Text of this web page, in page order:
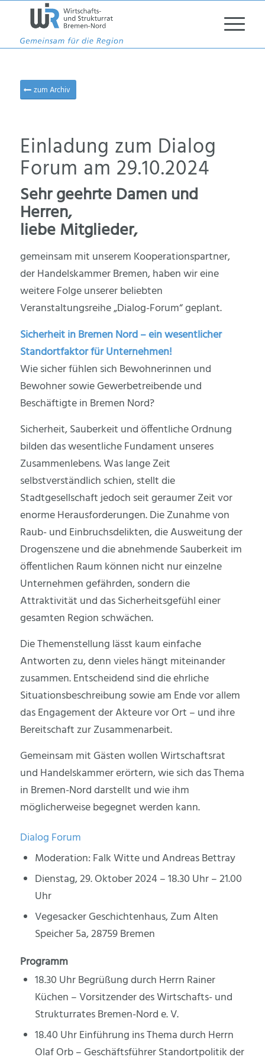
zum Archiv
Einladung zum Dialog
Forum am 29.10.2024
Sehr geehrte Damen und
Herren,
liebe Mitglieder,
gemeinsam mit unserem Kooperationspartner,
der Handelskammer Bremen, haben wir eine
weitere Folge unserer beliebten
Veranstaltungsreihe „Dialog-Forum“ geplant.
Sicherheit in Bremen Nord – ein wesentlicher
Standortfaktor für Unternehmen!
Wie sicher fühlen sich Bewohnerinnen und
Bewohner sowie Gewerbetreibende und
Beschäftigte in Bremen Nord?
Sicherheit, Sauberkeit und öffentliche Ordnung
bilden das wesentliche Fundament unseres
Zusammenlebens. Was lange Zeit
selbstverständlich schien, stellt die
Stadtgesellschaft jedoch seit geraumer Zeit vor
enorme Herausforderungen. Die Zunahme von
Raub- und Einbruchsdelikten, die Ausweitung der
Drogenszene und die abnehmende Sauberkeit im
öffentlichen Raum können nicht nur einzelne
Unternehmen gefährden, sondern die
Attraktivität und das Sicherheitsgefühl einer
gesamten Region schwächen.
Die Themenstellung lässt kaum einfache
Antworten zu, denn vieles hängt miteinander
zusammen. Entscheidend sind die ehrliche
Situationsbeschreibung sowie am Ende vor allem
das Engagement der Akteure vor Ort – und ihre
Bereitschaft zur Zusammenarbeit.
Gemeinsam mit Gästen wollen Wirtschaftsrat
und Handelskammer erörtern, wie sich das Thema
in Bremen-Nord darstellt und wie ihm
möglicherweise begegnet werden kann.
Dialog Forum
Moderation: Falk Witte und Andreas Bettray
Dienstag, 29. Oktober 2024 – 18.30 Uhr – 21.00
Uhr
Vegesacker Geschichtenhaus, Zum Alten
Speicher 5a, 28759 Bremen
Programm
18.30 Uhr Begrüßung durch Herrn Rainer
Küchen – Vorsitzender des Wirtschafts- und
Strukturrates Bremen-Nord e. V.
18.40 Uhr Einführung ins Thema durch Herrn
Olaf Orb – Geschäftsführer Standortpolitik der